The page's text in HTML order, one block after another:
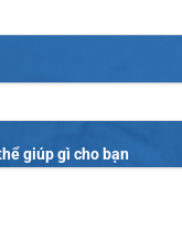
giúp gì cho bạn